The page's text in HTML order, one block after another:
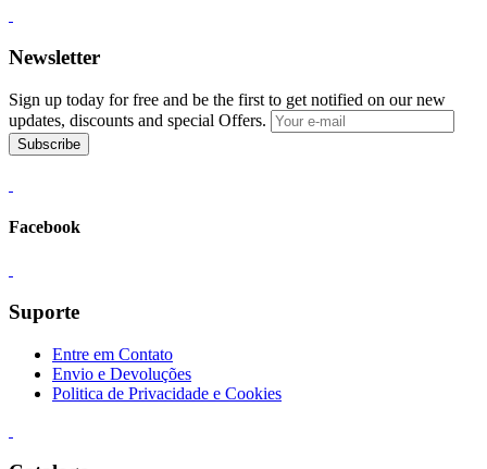
Newsletter
Sign up today for free and be the first to get notified on our new
updates, discounts and special Offers.
Subscribe
Facebook
Suporte
Entre em Contato
Envio e Devoluções
Politica de Privacidade e Cookies